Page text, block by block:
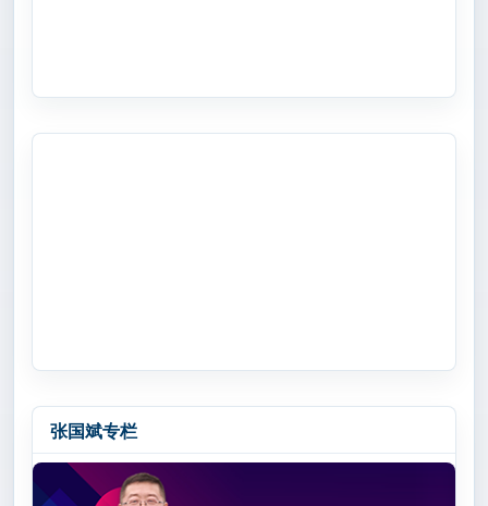
张国斌专栏